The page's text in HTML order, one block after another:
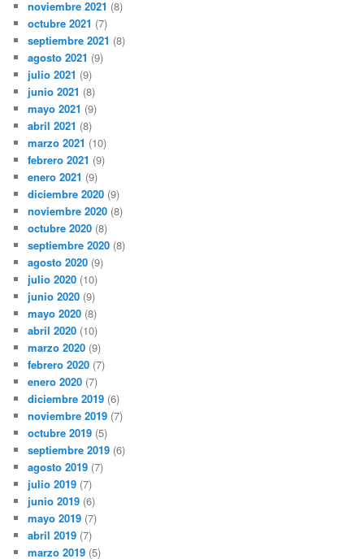
noviembre 2021 (8)
octubre 2021 (7)
septiembre 2021 (8)
agosto 2021 (9)
julio 2021 (9)
junio 2021 (8)
mayo 2021 (9)
abril 2021 (8)
marzo 2021 (10)
febrero 2021 (9)
enero 2021 (9)
diciembre 2020 (9)
noviembre 2020 (8)
octubre 2020 (8)
septiembre 2020 (8)
agosto 2020 (9)
julio 2020 (10)
junio 2020 (9)
mayo 2020 (8)
abril 2020 (10)
marzo 2020 (9)
febrero 2020 (7)
enero 2020 (7)
diciembre 2019 (6)
noviembre 2019 (7)
octubre 2019 (5)
septiembre 2019 (6)
agosto 2019 (7)
julio 2019 (7)
junio 2019 (6)
mayo 2019 (7)
abril 2019 (7)
marzo 2019 (5)